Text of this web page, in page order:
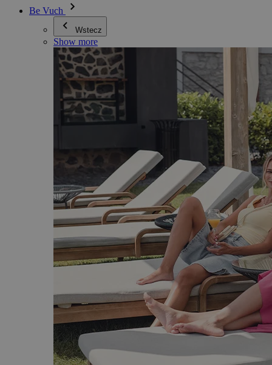
Be Vuch
Wstecz
Show more